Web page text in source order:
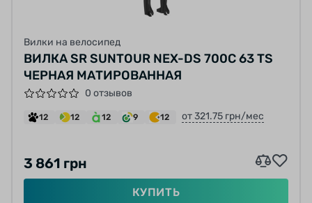
Вилки на велосипед
ВИЛКА SR SUNTOUR NEX-DS 700C 63 TS
ЧЕРНАЯ МАТИРОВАННАЯ
0 отзывов
12 12 12 9 12 от 321.75 грн/мес
3 861 грн
КУПИТЬ